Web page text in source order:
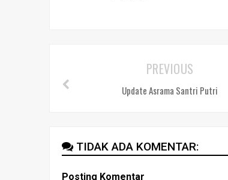
PREVIOUS
Update Asrama Santri Putri
TIDAK ADA KOMENTAR:
Posting Komentar